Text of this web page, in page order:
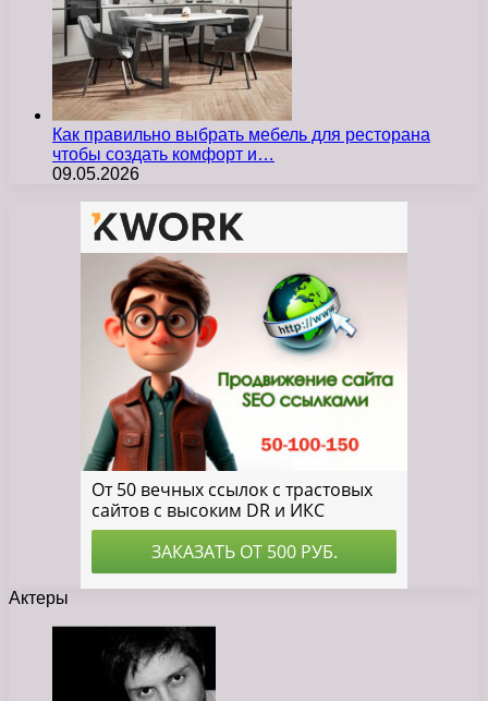
Как правильно выбрать мебель для ресторана
чтобы создать комфорт и…
09.05.2026
Актеры